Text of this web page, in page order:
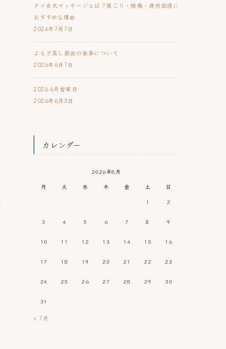
タイ古式マッサージとは？肩こり・腰痛・疲労回復に
おすすめな理由
2026年7月7日
よもぎ蒸し前後の食事について
2026年6月7日
2026.6月営業日
2026年6月3日
カレンダー
2026年8月
月
火 水 木 金 土
日
1
2
3 4 5 6 7 8 9
10 11 12 13 14 15 16
17 18 19 20 21 22 23
24 25 26 27 28 29 30
31
« 7月